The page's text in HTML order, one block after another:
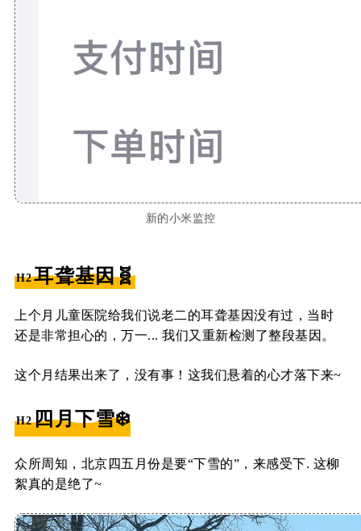
新的小米监控
耳聋基因🧬
上个月儿童医院给我们说老二的耳聋基因没有过，当时
还是非常担心的，万一... 我们又重新检测了整段基因。
这个月结果出来了，没有事！这我们悬着的心才落下来~
四月下雪❄️
众所周知，北京四五月份是要“下雪的”，来感受下. 这柳
絮真的是绝了~